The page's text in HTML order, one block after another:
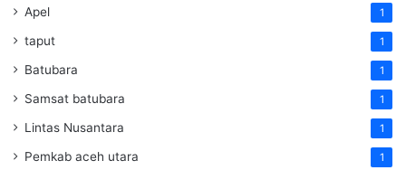
Apel 1
taput 1
Batubara 1
Samsat batubara 1
Lintas Nusantara 1
Pemkab aceh utara 1